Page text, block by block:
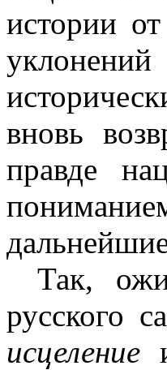
истории
вновь
правде
Так,
русского
исцеление